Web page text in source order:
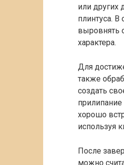
или других
плинтуса.
выровнять
характера.
Для
также
создать
хорошо
используя
После
можно